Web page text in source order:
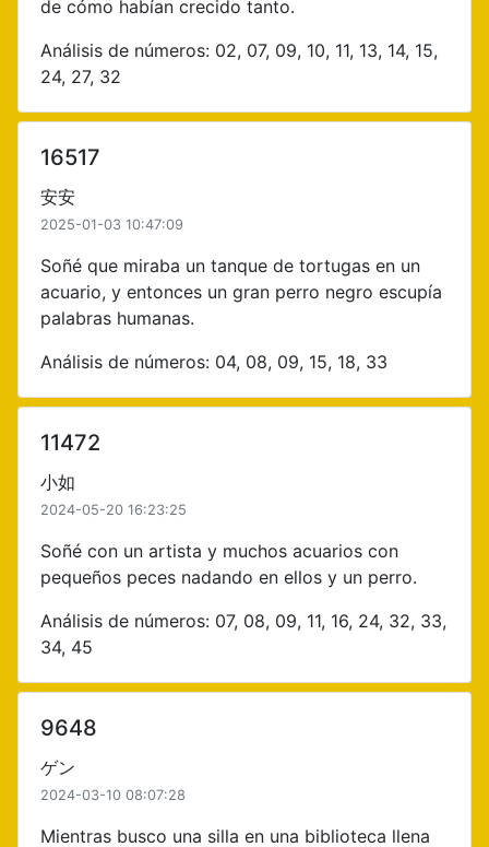
de cómo habían crecido tanto.
Análisis de números: 02, 07, 09, 10, 11, 13, 14, 15,
24, 27, 32
16517
安安
2025-01-03 10:47:09
Soñé que miraba un tanque de tortugas en un
acuario, y entonces un gran perro negro escupía
palabras humanas.
Análisis de números: 04, 08, 09, 15, 18, 33
11472
小如
2024-05-20 16:23:25
Soñé con un artista y muchos acuarios con
pequeños peces nadando en ellos y un perro.
Análisis de números: 07, 08, 09, 11, 16, 24, 32, 33,
34, 45
9648
ゲン
2024-03-10 08:07:28
Mientras busco una silla en una biblioteca llena